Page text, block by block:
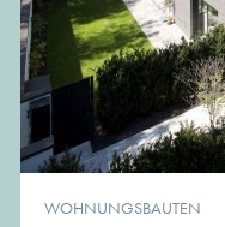
WOHNUNGSBAUTEN